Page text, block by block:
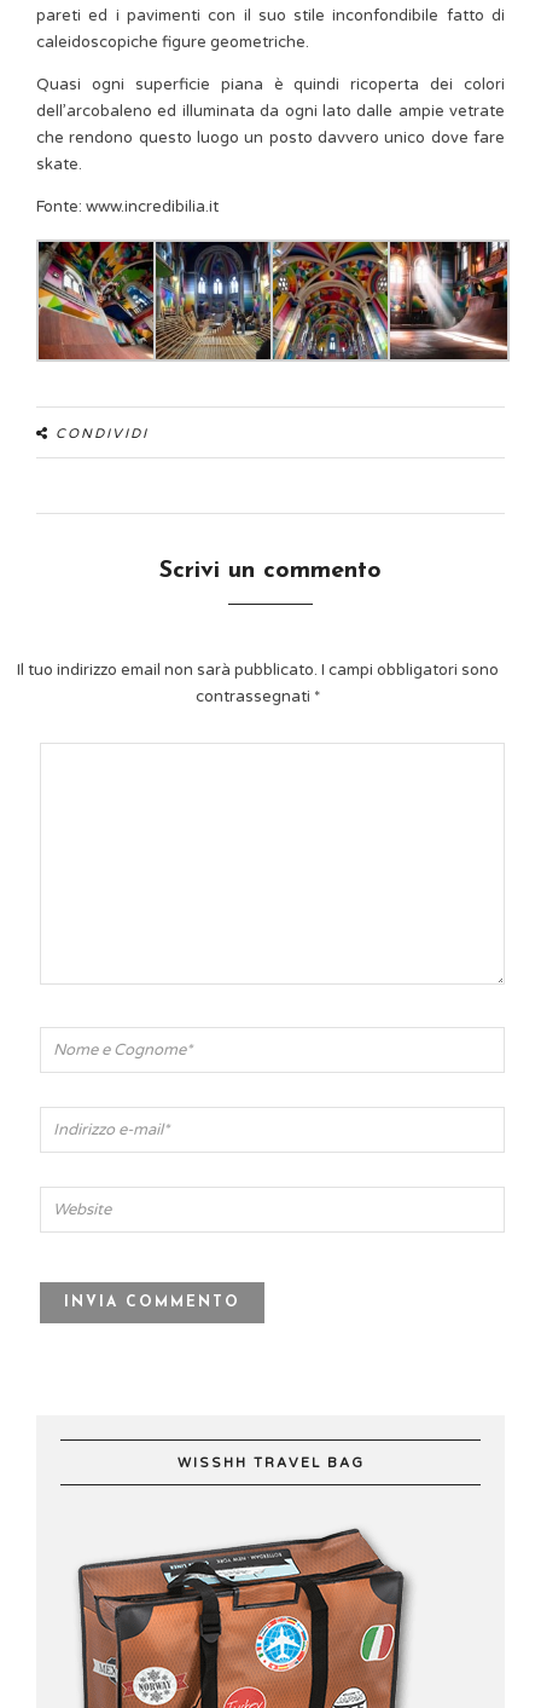
pareti ed i pavimenti con il suo stile inconfondibile fatto di
caleidoscopiche figure geometriche.
Quasi ogni superficie piana è quindi ricoperta dei colori
dell’arcobaleno ed illuminata da ogni lato dalle ampie vetrate
che rendono questo luogo un posto davvero unico dove fare
skate.
Fonte: www.incredibilia.it
CONDIVIDI
Scrivi un commento
Il tuo indirizzo email non sarà pubblicato. I campi obbligatori sono
contrassegnati *
WISSHH TRAVEL BAG